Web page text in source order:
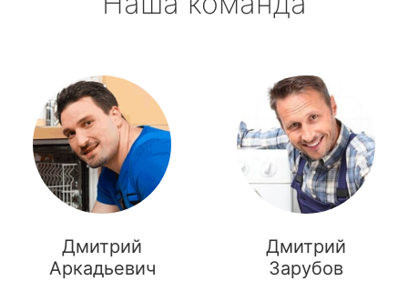
Дмитрий
Аркадьевич
Дмитрий
Зарубов